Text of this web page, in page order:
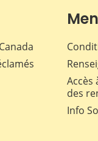
Accès
des
Info